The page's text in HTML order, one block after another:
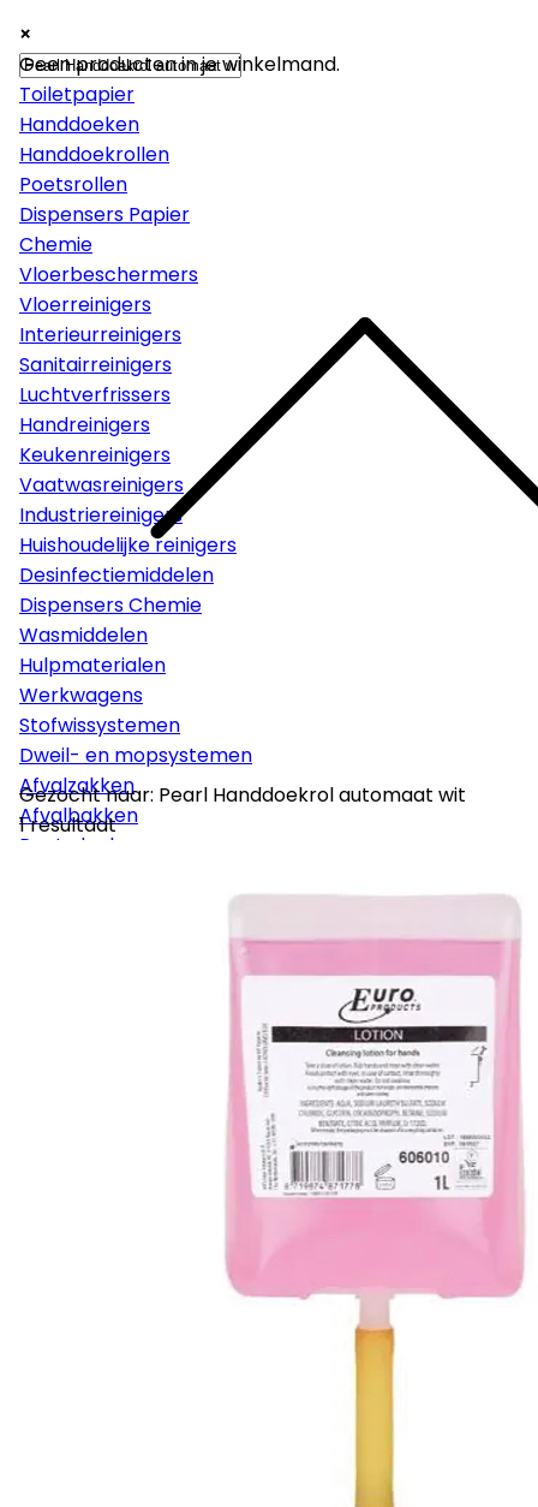
×
Papier
Toiletpapier
Handdoeken
Handdoekrollen
Poetsrollen
Dispensers Papier
Chemie
Vloerbeschermers
Vloerreinigers
Interieurreinigers
Sanitairreinigers
Luchtverfrissers
Handreinigers
Keukenreinigers
Vaatwasreinigers
Industriereinigers
Huishoudelijke reinigers
Desinfectiemiddelen
Dispensers Chemie
Wasmiddelen
Hulpmaterialen
Werkwagens
Stofwissystemen
Dweil- en mopsystemen
Afvalzakken
Afvalbakken
Poetsdoeken
Rolemmers & Mopemmers
Schrob-/zuigmachines
×
Gezocht naar: Pearl Handdoekrol automaat wit
1 resultaat
×
Geen producten in je winkelmand.